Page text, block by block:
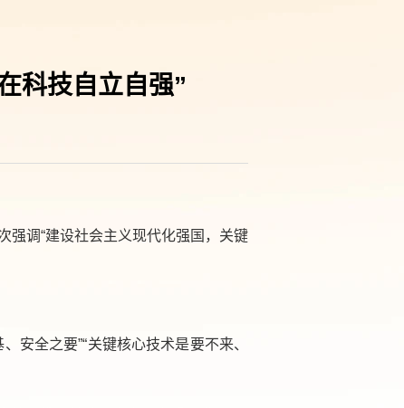
科技自立自强”
强调“建设社会主义现代化强国，关键
安全之要”“关键核心技术是要不来、